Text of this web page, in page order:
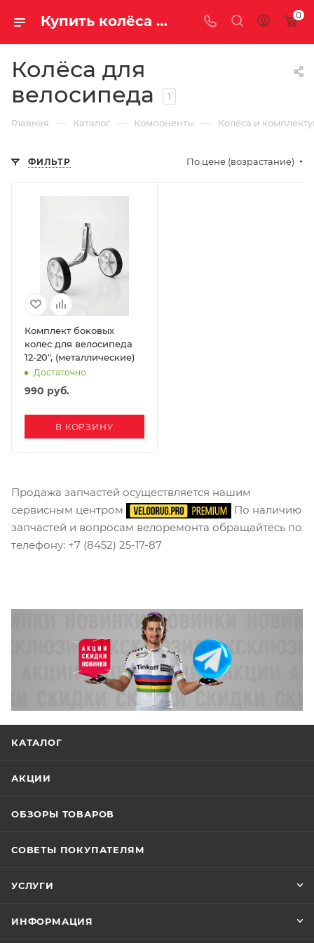
Купить колёса для велосипеда в Саратове и Энгельсе 0
Колёса для
велосипеда
1
Главная — Каталог — Компоненты — Колёса и
ФИЛЬТР По цене (возрастание)
Комплект боковых
колес для велосипеда
12-20", (металлические)
Достаточно
990 руб.
В КОРЗИНУ
Продажа запчастей осуществляется нашим
сервисным центром
По наличию
запчастей и вопросам велоремонта обращайтесь по
телефону: +7 (8452) 25-17-87
КАТАЛОГ
АКЦИИ
ОБЗОРЫ ТОВАРОВ
СОВЕТЫ ПОКУПАТЕЛЯМ
УСЛУГИ
ИНФОРМАЦИЯ